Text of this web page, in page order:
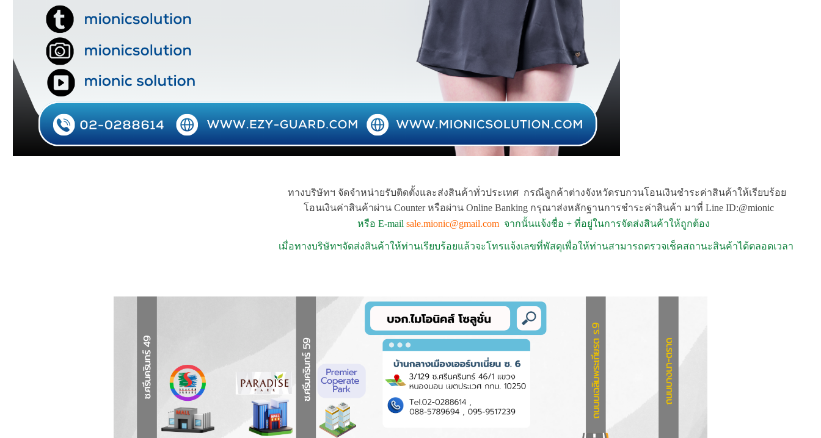
ทางบริษัทฯ จัดจำหน่ายรับติดตั้งและส่งสินค้าทั่วประเทศ กรณีลูกค้าต่างจังหวัดรบกวนโอนเงินชำระค่าสินค้าให้เรียบร้อย
โอนเงินค่าสินค้าผ่าน Counter หรือผ่าน Online Banking กรุณาส่งหลักฐานการชำระค่าสินค้า มาที่ Line ID:@mionic
หรือ E-mail sale.mionic@gmail.com จากนั้นแจ้งชื่อ + ที่อยู่ในการจัดส่งสินค้าให้ถูกต้อง
เมื่อทางบริษัทฯจัดส่งสินค้าให้ท่านเรียบร้อยแล้วจะโทรแจ้งเลขที่พัสดุเพื่อให้ท่านสามารถตรวจเช็คสถานะสินค้าได้ตลอดเวลา